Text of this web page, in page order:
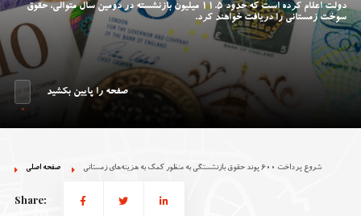
دولت اعلام کرده است که حدود 11.5 میلیون بازنشسته در دومین سال متوالی، حقوق
سوخت زمستانی را دریافت خواهند کرد.
صفحه را پایین بکشید
صفحه اصلی شروع پرداخت 600 پوند حقوق بازنشستگی به منظور کمک به هزینه‌های زمستانی
Share: